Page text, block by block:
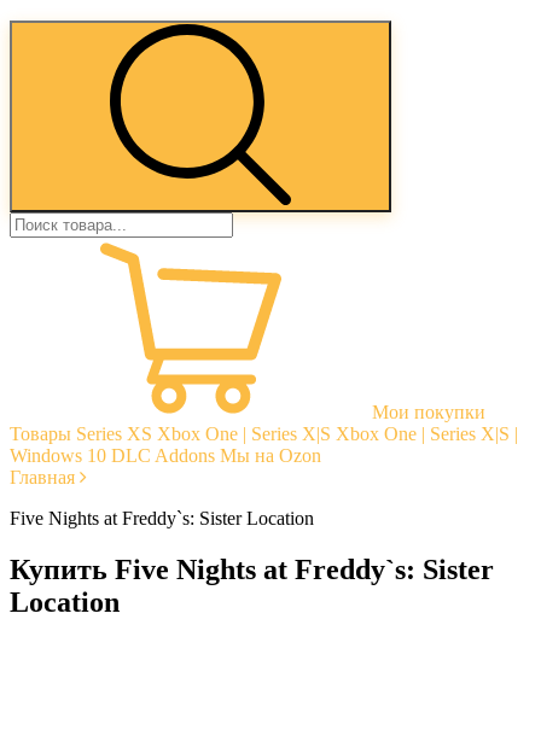
Мои покупки
Товары Series XS Xbox One | Series X|S Xbox One | Series X|S |
Windows 10 DLC Addons Мы на Ozon
Главная
Five Nights at Freddy`s: Sister Location
Купить Five Nights at Freddy`s: Sister
Location